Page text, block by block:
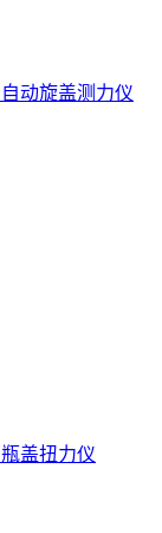
自动旋盖测力仪
瓶盖扭力仪